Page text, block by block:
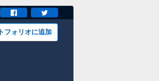
フォリオに追加